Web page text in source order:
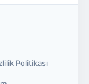
Politikası